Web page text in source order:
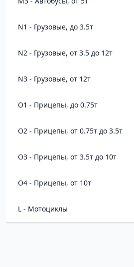
N1 - Грузовые, до 3.5т
N2 - Грузовые, от 3.5 до 12т
N3 - Грузовые, от 12т
O1 - Прицепы, до 0.75т
O2 - Прицепы, от 0.75т до 3.5т
O3 - Прицепы, от 3.5т до 10т
O4 - Прицепы, от 10т
L - Мотоциклы